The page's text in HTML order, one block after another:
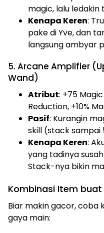
magic, lalu ledakin
Kenapa Keren:
pake di Yve, dan
langsung ambyar
5. Arcane Amplifier
Wand)
Atribut: +75
Reduction, +10%
Pasif: Kurangin
skill (stack sampai
Kenapa Keren:
yang tadinya
Stack-nya bikin
Kombinasi Item buat
Biar makin gacor, coba
gaya main: